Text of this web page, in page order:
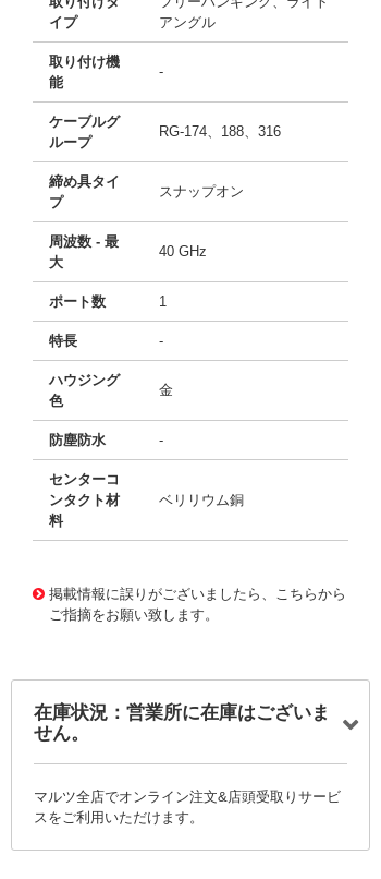
イプ
アングル
取り付け機
能
-
ケーブルグ
ループ
RG-174、188、316
締め具タイ
プ
スナップオン
周波数 - 最
大
40 GHz
ポート数 1
特長 -
ハウジング
色
金
防塵防水 -
センターコ
ンタクト材
料
ベリリウム銅
掲載情報に誤りがございましたら、こちらから
ご指摘をお願い致します。
在庫状況：営業所に在庫はございま
せん。
マルツ全店でオンライン注文&店頭受取りサービ
スをご利用いただけます。